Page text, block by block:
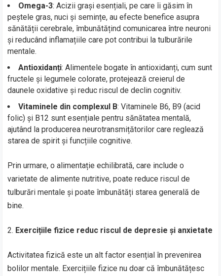
Omega-3: Acizii grași esențiali, pe care îi găsim în
peștele gras, nuci și semințe, au efecte benefice asupra
sănătății cerebrale, îmbunătățind comunicarea între neuroni
și reducând inflamațiile care pot contribui la tulburările
mentale.
Antioxidanți: Alimentele bogate în antioxidanți, cum sunt
fructele și legumele colorate, protejează creierul de
daunele oxidative și reduc riscul de declin cognitiv.
Vitaminele din complexul B: Vitaminele B6, B9 (acid
folic) și B12 sunt esențiale pentru sănătatea mentală,
ajutând la producerea neurotransmițătorilor care reglează
starea de spirit și funcțiile cognitive.
Prin urmare, o alimentație echilibrată, care include o
varietate de alimente nutritive, poate reduce riscul de
tulburări mentale și poate îmbunătăți starea generală de
bine.
Exercițiile fizice reduc riscul de depresie și anxietate
Activitatea fizică este un alt factor esențial în prevenirea
bolilor mentale. Exercițiile fizice nu doar că îmbunătățesc